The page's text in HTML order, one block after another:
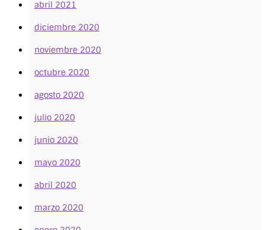
abril 2021
diciembre 2020
noviembre 2020
octubre 2020
agosto 2020
julio 2020
junio 2020
mayo 2020
abril 2020
marzo 2020